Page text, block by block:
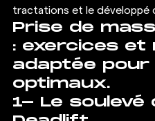
tractations et le développé
Prise de
: exercices et
adaptée
optimaux.
1- Le